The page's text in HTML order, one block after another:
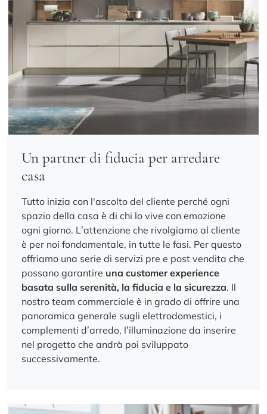
Un partner di fiducia per arredare
casa
Tutto inizia con l'ascolto del cliente perché ogni
spazio della casa è di chi lo vive con emozione
ogni giorno. L’attenzione che rivolgiamo al cliente
è per noi fondamentale, in tutte le fasi. Per questo
offriamo una serie di servizi pre e post vendita che
possano garantire una customer experience
basata sulla serenità, la fiducia e la sicurezza. Il
nostro team commerciale è in grado di offrire una
panoramica generale sugli elettrodomestici, i
complementi d’arredo, l’illuminazione da inserire
nel progetto che andrà poi sviluppato
successivamente.